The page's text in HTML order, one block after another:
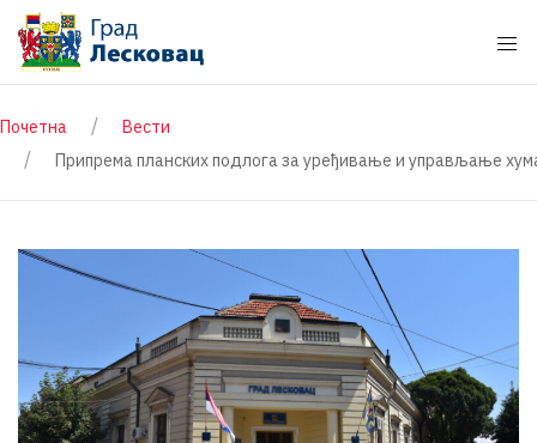
Почетна
Вести
Припрема планских подлога за уређивање и управљање